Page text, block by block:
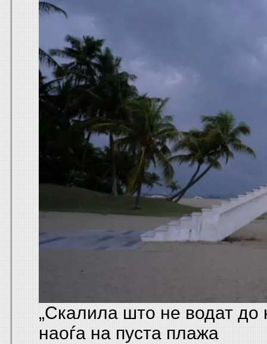
„Скалила што не водат до
наоѓа на пуста плажа